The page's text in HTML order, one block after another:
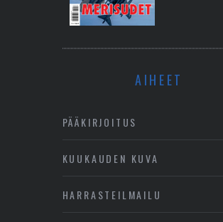
AIHEET
PÄÄKIRJOITUS
KUUKAUDEN KUVA
HARRASTEILMAILU